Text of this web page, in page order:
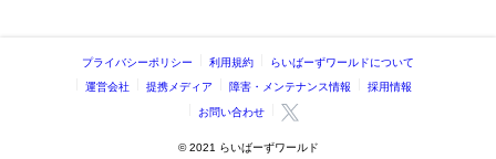
プライバシーポリシー 利用規約 らいばーずワールドについて
運営会社 提携メディア 障害・メンテナンス情報 採用情報
お問い合わせ
©️ 2021 らいばーずワールド